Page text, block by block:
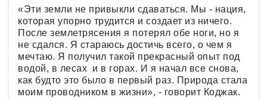
«Эти земли не привыкли сдаваться. Мы - нация,
которая упорно трудится и создает из ничего.
После землетрясения я потерял обе ноги, но я
не сдался. Я стараюсь достичь всего, о чем я
мечтаю. Я получил такой прекрасный опыт под
водой, в лесах и в горах. И я начал все снова,
как будто это было в первый раз. Природа стала
моим проводником в жизни», - говорит Коджак.